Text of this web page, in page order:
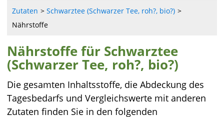
Zutaten
Schwarztee (Schwarzer Tee, roh?, bio?)
Nährstoffe
Nährstoffe für Schwarztee
(Schwarzer Tee, roh?, bio?)
Die gesamten Inhaltsstoffe, die Abdeckung des
Tagesbedarfs und Vergleichswerte mit anderen
Zutaten finden Sie in den folgenden